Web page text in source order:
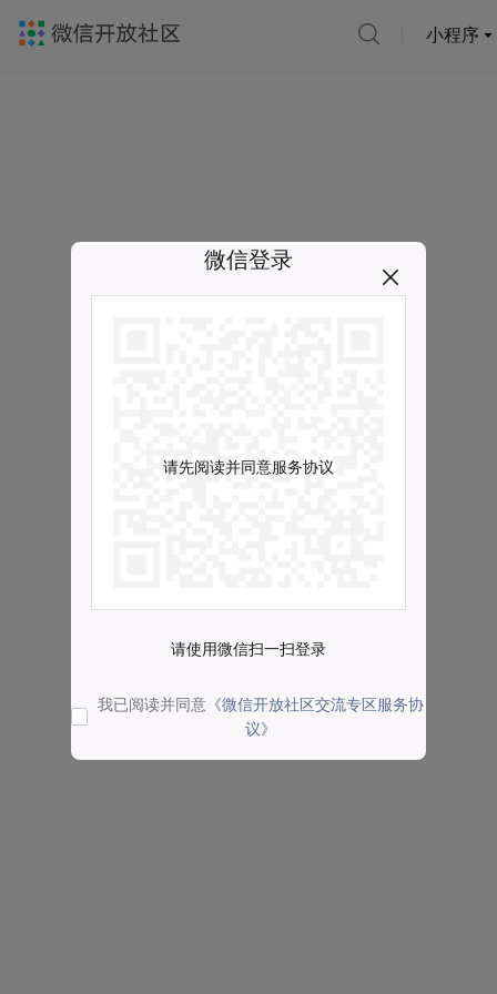
小程序
微信登录
请先阅读并同意服务协议
请使用微信扫一扫登录
我已阅读并同意 《微信开放社区交流专区服务协
议》